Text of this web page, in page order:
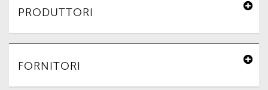
PRODUTTORI
FORNITORI